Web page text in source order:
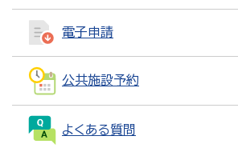
電子申請
公共施設予約
よくある質問